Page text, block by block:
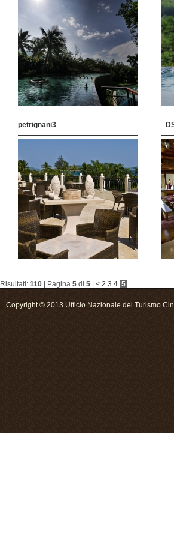
petrignani3
Risultati: 110 | Pagina 5 di 5 < 2 3 4 5
Copyright © 2013 Ufficio Nazionale del Turismo